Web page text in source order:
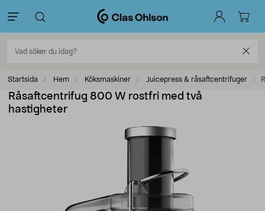
Startsida Hem Köksmaskiner Juicepress & råsaftcentrifuger
Råsaftcentrifug 800 W rostfri med två
hastigheter